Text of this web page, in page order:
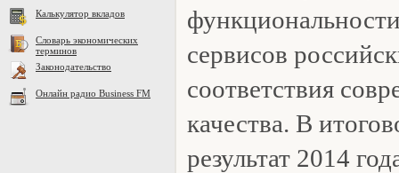
Калькулятор вкладов
Словарь экономических
терминов
Законодательство
Онлайн радио Business FM
сервисов
соответствия
качества. В
результат 2014